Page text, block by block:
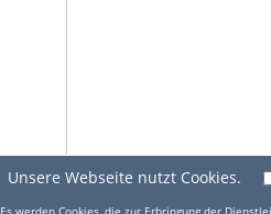
Unsere Webseite nutzt Cookies.
Es werden Cookies, die zur Erbringung der